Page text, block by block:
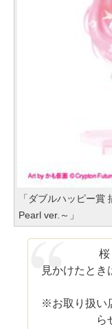
「ダブルハッピー
Pearl ver.～」
桜
見かけたとき
※お取り扱い
ら